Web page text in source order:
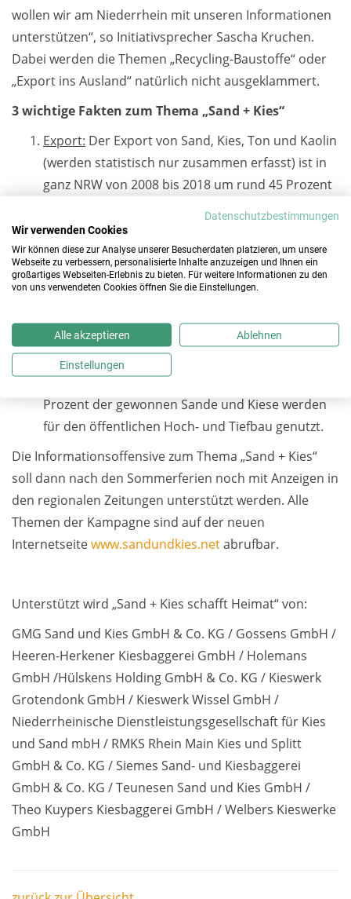
wollen wir am Niederrhein mit unseren Informationen
unterstützen“, so Initiativsprecher Sascha Kruchen.
Dabei werden die Themen „Recycling-Baustoffe“ oder
„Export ins Ausland“ natürlich nicht ausgeklammert.
3 wichtige Fakten zum Thema „Sand + Kies“
Export: Der Export von Sand, Kies, Ton und Kaolin
(werden statistisch nur zusammen erfasst) ist in
ganz NRW von 2008 bis 2018 um rund 45 Prozent
Recycling:Bauabfälle werden in Deutschland
schon jetzt zu mehr als 90 Prozent
wiederverwertet. Beim Bauschutt lag die
Wiederverwertungsquote 2016 beispielsweise bei
Bedarf:Größter Abnehmer von Sand und Kies
vom Niederrhein sind die Kreise, Städte,
Gemeinden, das Land und der Bund. Rund 50
Prozent der gewonnen Sande und Kiese werden
für den öffentlichen Hoch- und Tiefbau genutzt.
Die Informationsoffensive zum Thema „Sand + Kies“
soll dann nach den Sommerferien noch mit Anzeigen in
den regionalen Zeitungen unterstützt werden. Alle
Themen der Kampagne sind auf der neuen
Internetseitewww.sandundkies.netabrufbar.
Unterstützt wird „Sand + Kies schafft Heimat“ von:
GMG Sand und Kies GmbH & Co. KG / Gossens GmbH /
Heeren-Herkener Kiesbaggerei GmbH / Holemans
GmbH /Hülskens Holding GmbH & Co. KG / Kieswerk
Grotendonk GmbH / Kieswerk Wissel GmbH /
Niederrheinische Dienstleistungsgesellschaft für Kies
und Sand mbH / RMKS Rhein Main Kies und Splitt
GmbH & Co. KG / Siemes Sand- und Kiesbaggerei
GmbH & Co. KG / Teunesen Sand und Kies GmbH /
Theo Kuypers Kiesbaggerei GmbH / Welbers Kieswerke
GmbH
Datenschutzbestimmungen
Wir verwenden Cookies
Wir können diese zur Analyse unserer Besucherdaten platzieren, um unsere
Webseite zu verbessern, personalisierte Inhalte anzuzeigen und Ihnen ein
großartiges Webseiten-Erlebnis zu bieten. Für weitere Informationen zu den
von uns verwendeten Cookies öffnen Sie die Einstellungen.
Alle akzeptieren Ablehnen
Einstellungen